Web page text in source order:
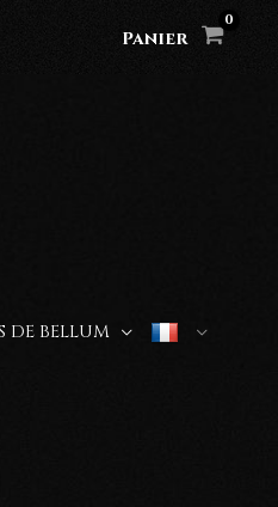
Panier
DE BELLUM